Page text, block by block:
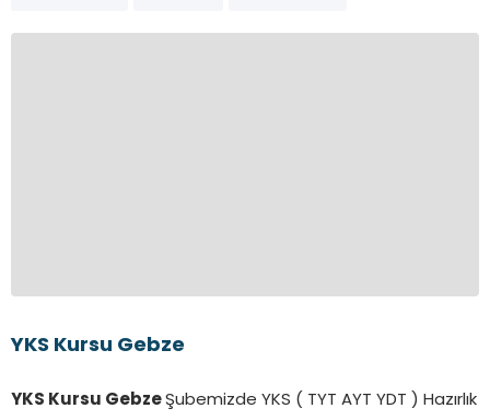
YKS Kursu Gebze
YKS Kursu Gebze Şubemizde YKS ( TYT AYT YDT ) Hazırlık